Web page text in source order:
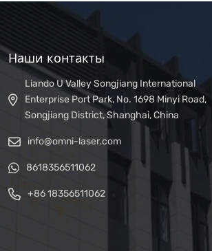
Наши контакты
Liando U Valley Songjiang International
Enterprise Port Park, No. 1698 Minyi Road,
Songjiang District, Shanghai, China
info@omni-laser.com
8618356511062
+86 18356511062